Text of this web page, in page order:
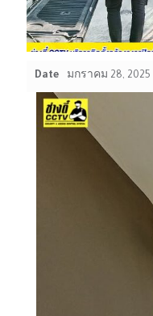
Date มกราคม 28, 2025